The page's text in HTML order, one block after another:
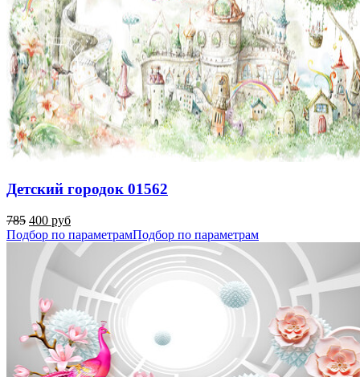
Детский городок 01562
785 400 руб
Подбор по параметрамПодбор по параметрам